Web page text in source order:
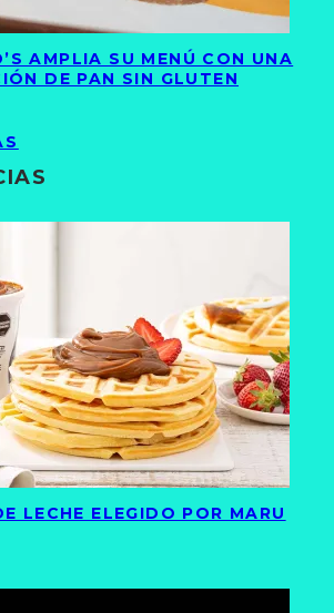
AMPLIA SU MENÚ CON UNA
DE PAN SIN GLUTEN
LECHE ELEGIDO POR MARU